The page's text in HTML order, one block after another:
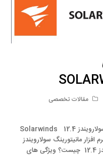
مقالات تخصصی
قابلیت ها ، ویژگی ها و تغییرات نرم افزار سولارویندز 12.4 Solarwinds
جدید نرم افزار مانیتورینگ سولارویندز
12.4 چیست؟ تغییرات نرم افزار سولارویندز 12.4 چیست؟ ویژگی های